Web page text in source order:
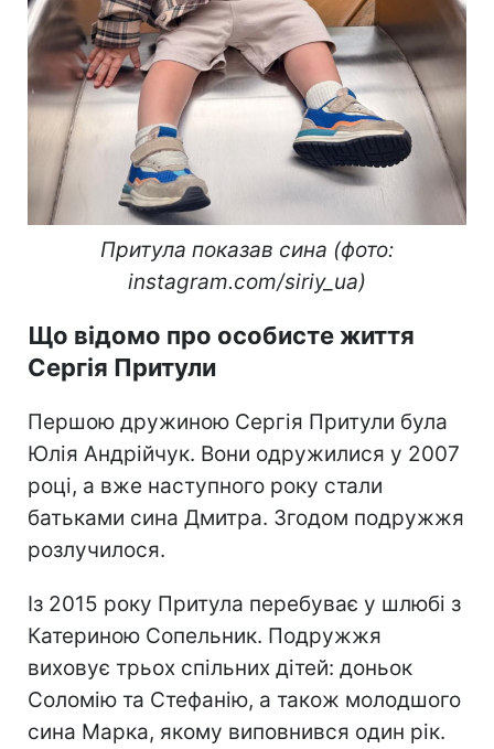
Притула показав сина (фото:
instagram.com/siriy_ua)
Що відомо про особисте життя
Сергія Притули
Першою дружиною Сергія Притули була
Юлія Андрійчук. Вони одружилися у 2007
році, а вже наступного року стали
батьками сина Дмитра. Згодом подружжя
розлучилося.
Із 2015 року Притула перебуває у шлюбі з
Катериною Сопельник. Подружжя
виховує трьох спільних дітей: доньок
Соломію та Стефанію, а також молодшого
сина Марка, якому виповнився один рік.